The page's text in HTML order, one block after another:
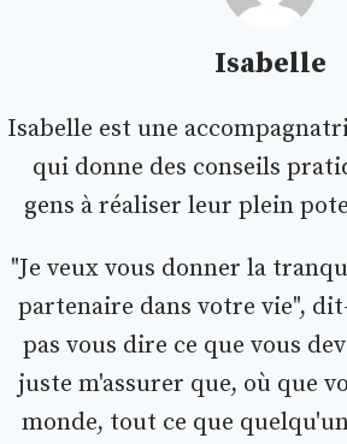
Isabelle
Isabelle est une
qui donne des conseils
gens à réaliser leur plein
"Je veux vous donner la
partenaire dans votre vie",
pas vous dire ce que vous
juste m'assurer que, où que
monde, tout ce que